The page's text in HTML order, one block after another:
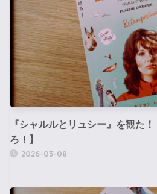
『シャルルとリュシー』を観た
ろ！】
2026-03-08